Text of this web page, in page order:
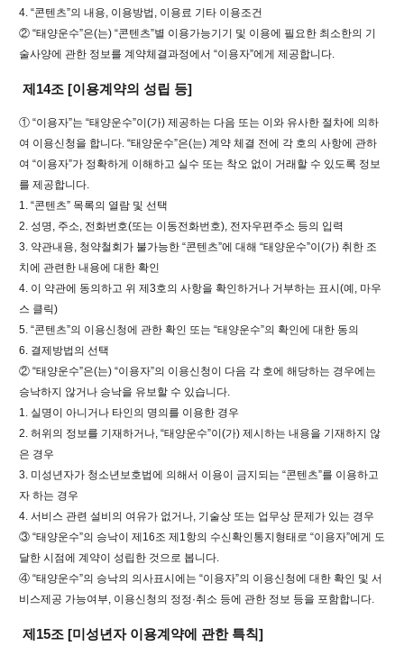
4. “콘텐츠”의 내용, 이용방법, 이용료 기타 이용조건
② “태양운수”은(는) “콘텐츠”별 이용가능기기 및 이용에 필요한 최소한의 기
술사양에 관한 정보를 계약체결과정에서 “이용자”에게 제공합니다.
제14조 [이용계약의 성립 등]
① “이용자”는 “태양운수”이(가) 제공하는 다음 또는 이와 유사한 절차에 의하
여 이용신청을 합니다. “태양운수”은(는) 계약 체결 전에 각 호의 사항에 관하
여 “이용자”가 정확하게 이해하고 실수 또는 착오 없이 거래할 수 있도록 정보
를 제공합니다.
1. “콘텐츠” 목록의 열람 및 선택
2. 성명, 주소, 전화번호(또는 이동전화번호), 전자우편주소 등의 입력
3. 약관내용, 청약철회가 불가능한 “콘텐츠”에 대해 “태양운수”이(가) 취한 조
치에 관련한 내용에 대한 확인
4. 이 약관에 동의하고 위 제3호의 사항을 확인하거나 거부하는 표시(예, 마우
스 클릭)
5. “콘텐츠”의 이용신청에 관한 확인 또는 “태양운수”의 확인에 대한 동의
6. 결제방법의 선택
② “태양운수”은(는) “이용자”의 이용신청이 다음 각 호에 해당하는 경우에는
승낙하지 않거나 승낙을 유보할 수 있습니다.
1. 실명이 아니거나 타인의 명의를 이용한 경우
2. 허위의 정보를 기재하거나, “태양운수”이(가) 제시하는 내용을 기재하지 않
은 경우
3. 미성년자가 청소년보호법에 의해서 이용이 금지되는 “콘텐츠”를 이용하고
자 하는 경우
4. 서비스 관련 설비의 여유가 없거나, 기술상 또는 업무상 문제가 있는 경우
③ “태양운수”의 승낙이 제16조 제1항의 수신확인통지형태로 “이용자”에게 도
달한 시점에 계약이 성립한 것으로 봅니다.
④ “태양운수”의 승낙의 의사표시에는 “이용자”의 이용신청에 대한 확인 및 서
비스제공 가능여부, 이용신청의 정정·취소 등에 관한 정보 등을 포함합니다.
제15조 [미성년자 이용계약에 관한 특칙]